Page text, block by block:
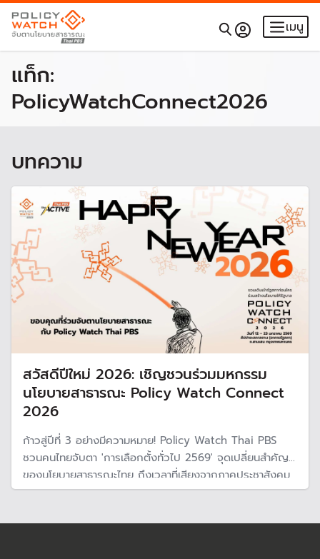
เมนู
แท็ก:
PolicyWatchConnect2026
บทความ
สวัสดีปีใหม่ 2026: เชิญชวนร่วมมหกรรม
นโยบายสาธารณะ Policy Watch Connect
2026
ก้าวสู่ปีที่ 3 อย่างมีความหมาย! Policy Watch Thai PBS
ชวนคนไทยจับตา 'การเลือกตั้งทั่วไป 2569' จุดเปลี่ยนสำคัญ
ของนโยบายสาธารณะไทย ถึงเวลาที่เสียงจากภาคประชาสังคม
จะส่งตรงถึงรัฐบาลชุดใหม่ พบกันในมหกรรม Policy Watch